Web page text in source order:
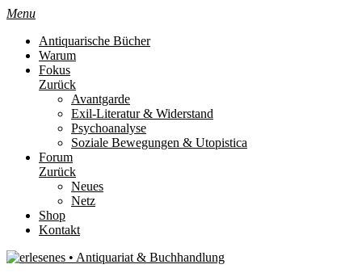
Menu
Antiquarische Bücher
Warum
Fokus
Zurück
Avantgarde
Exil-Literatur & Widerstand
Psychoanalyse
Soziale Bewegungen & Utopistica
Forum
Zurück
Neues
Netz
Shop
Kontakt